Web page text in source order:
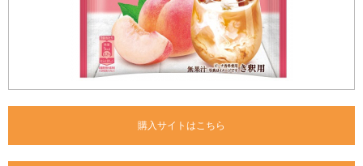
購入サイトはこちら